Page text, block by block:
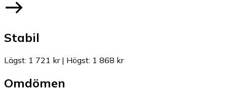
Stabil
Lägst: 1 721 kr| Högst: 1 868 kr
Omdömen